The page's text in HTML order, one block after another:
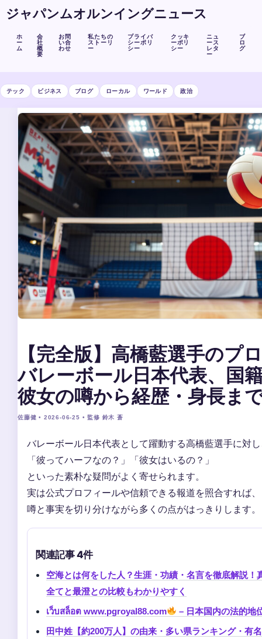
ジャパンムオルンイングニュース
ホ
ー
ム
会
社
概
要
お問
い合
わせ
私たちの
ストーリ
ー
プライバ
シーポリ
シー
クッキ
ーポリ
シー
ニュ
ース
レタ
ー
ブ
ロ
グ
テック ビジネス ブログ ローカル ワールド 政治
【完全版】高橋藍選手のプ
バレーボール日本代表、国
彼女の噂から経歴・身長ま
佐藤健 • 2026-06-25 • 監修 鈴木 蒼
バレーボール日本代表として躍動する高橋藍選手に対
「彼ってハーフなの？」「彼女はいるの？」
といった素朴な疑問がよく寄せられます。
実は公式プロフィールや信頼できる報道を照合すれば、
噂と事実を切り分けながら多くの点がはっきりします。
関連記事 4件
空海とは何をした人？生涯・功績・名言を徹底解説！
全てと最澄との比較もわかりやすく
เว็บสล็อต www.pgroyal88.com
– 日本国内の法的地
田中姓【約200万人】の由来・多い県ランキング・有